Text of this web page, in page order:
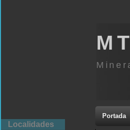
Portada
Localidades